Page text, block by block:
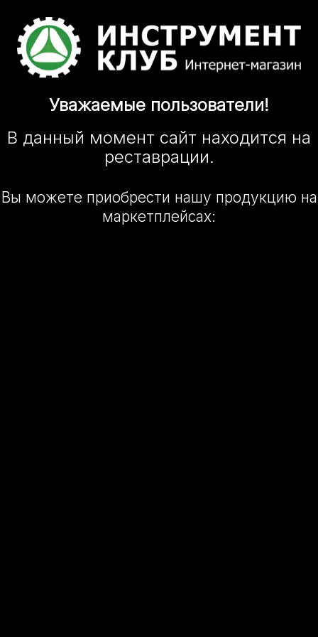
Уважаемые пользователи!
В данный момент сайт находится на
реставрации.
Вы можете приобрести нашу продукцию на
маркетплейсах: